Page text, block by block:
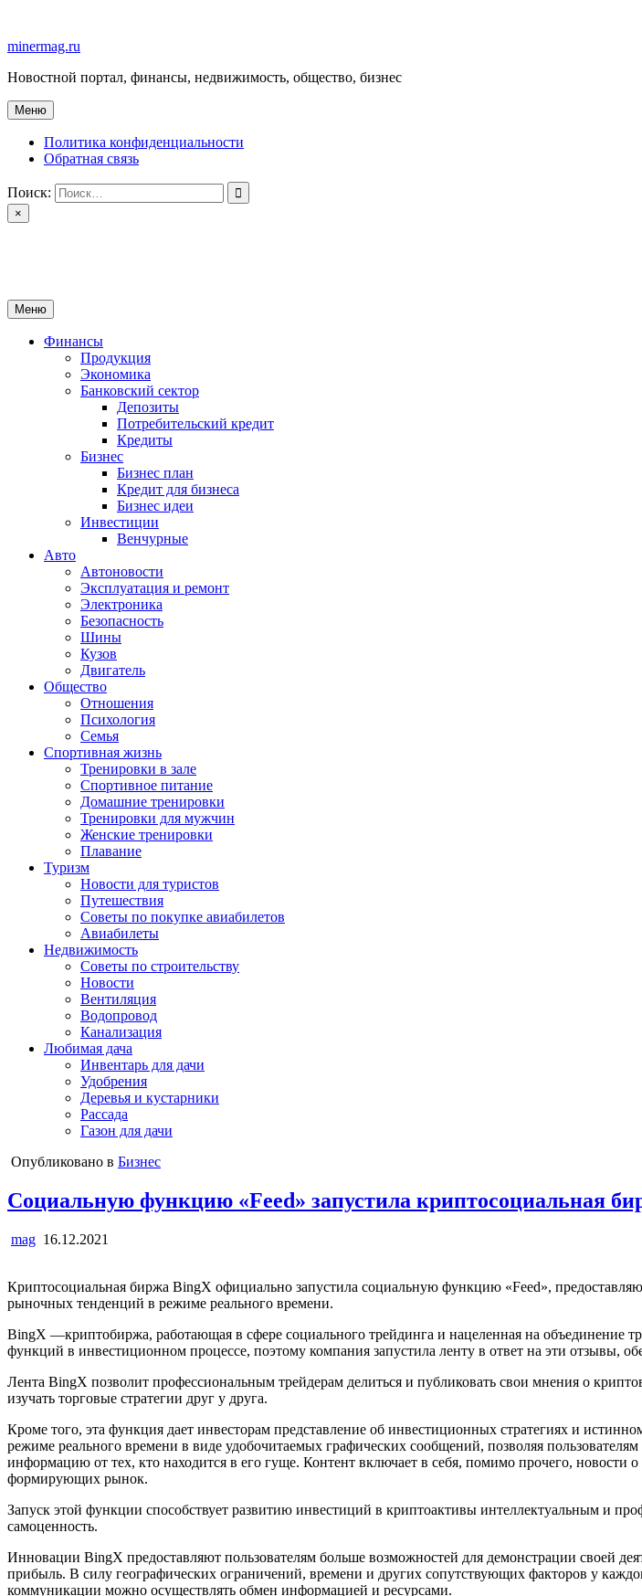
содержимому
minermag.ru
Новостной портал, финансы, недвижимость, общество, бизнес
Меню
Политика конфиденциальности
Обратная связь
Поиск:
×
Меню
Финансы
Продукция
Экономика
Банковский сектор
Депозиты
Потребительский кредит
Кредиты
Бизнес
Бизнес план
Кредит для бизнеса
Бизнес идеи
Инвестиции
Венчурные
Авто
Автоновости
Эксплуатация и ремонт
Электроника
Безопасность
Шины
Кузов
Двигатель
Общество
Отношения
Психология
Семья
Спортивная жизнь
Тренировки в зале
Спортивное питание
Домашние тренировки
Тренировки для мужчин
Женские тренировки
Плавание
Туризм
Новости для туристов
Путешествия
Советы по покупке авиабилетов
Авиабилеты
Недвижимость
Советы по строительству
Новости
Вентиляция
Водопровод
Канализация
Любимая дача
Инвентарь для дачи
Удобрения
Деревья и кустарники
Рассада
Газон для дачи
Опубликовано в Бизнес
Социальную функцию «Feed» запустила криптосоциальная
mag 16.12.2021
Криптосоциальная биржа BingX официально запустила социальную функцию «Feed»,
рыночных тенденций в режиме реального времени.
BingX —криптобиржа, работающая в сфере социального трейдинга и нацеленная на объединение
функций в инвестиционном процессе, поэтому компания запустила ленту в ответ на эти отзывы,
Лента BingX позволит профессиональным трейдерам делиться и публиковать свои мнения о
изучать торговые стратегии друг у друга.
Кроме того, эта функция дает инвесторам представление об инвестиционных стратегиях и
режиме реального времени в виде удобочитаемых графических сообщений, позволяя
информацию от тех, кто находится в его гуще. Контент включает в себя, помимо прочего,
формирующих рынок.
Запуск этой функции способствует развитию инвестиций в криптоактивы интеллектуальным и
самоценность.
Инновации BingX предоставляют пользователям больше возможностей для демонстрации своей
прибыль. В силу географических ограничений, времени и других сопутствующих факторов у
коммуникации можно осуществлять обмен информацией и ресурсами.